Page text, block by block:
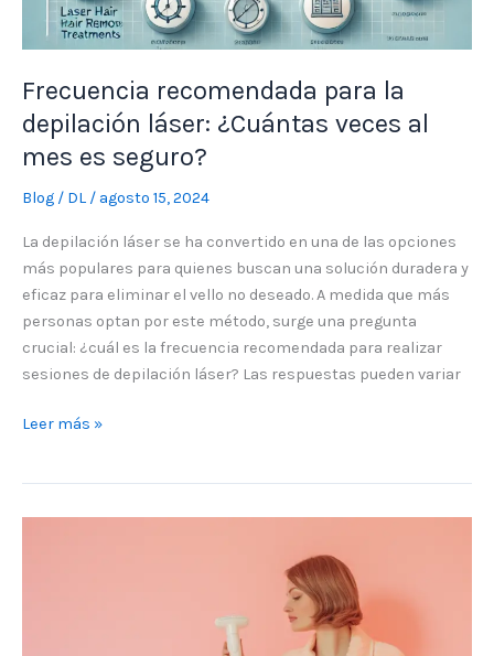
Frecuencia recomendada para la
depilación láser: ¿Cuántas veces al
mes es seguro?
Blog / DL / agosto 15, 2024
La depilación láser se ha convertido en una de las opciones
más populares para quienes buscan una solución duradera y
eficaz para eliminar el vello no deseado. A medida que más
personas optan por este método, surge una pregunta
crucial: ¿cuál es la frecuencia recomendada para realizar
sesiones de depilación láser? Las respuestas pueden variar
Leer más »